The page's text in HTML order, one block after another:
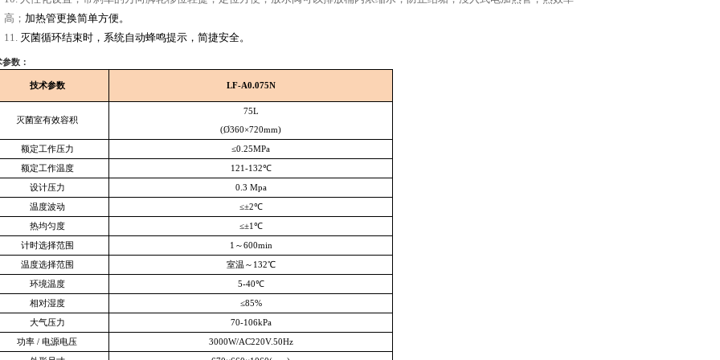
高； 加热管更换简单方便。
11. 灭菌循环结束时，系统自动蜂鸣提示，简捷安全。
数：
技术参数 LF-A0.075N
灭菌室有效容积
75L
(Ø360×720mm)
额定工作压力
≤0.25MPa
额定工作温度
121-132℃
设计压力
0.3 Mpa
温度波动
≤±2℃
热均匀度
≤±1℃
计时选择范围
1 ～600min
温度选择范围
室温～132℃
环境温度
5-40℃
相对湿度
≤85%
大气压力
70-106kPa
功率 / 电源电压
3000W/AC220V.50Hz